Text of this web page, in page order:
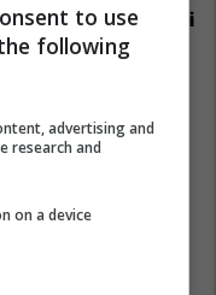
MINUTE - Zhvillim i
SHBA dhe
bisedime
gjithmonë
to use
following
advertising and
research and
on a device